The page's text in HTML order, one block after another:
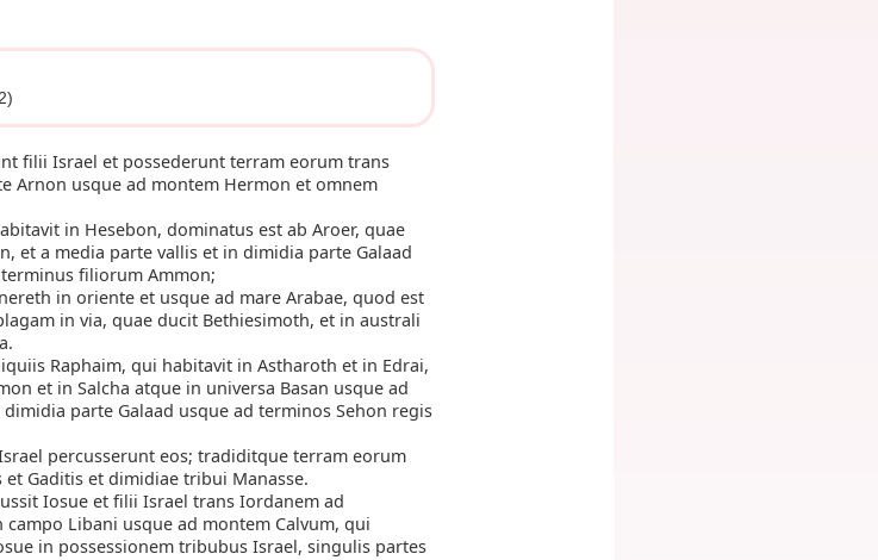
filii Israel et possederunt terram eorum trans
Arnon usque ad montem Hermon et omnem
in Hesebon, dominatus est ab Aroer, quae
et a media parte vallis et in dimidia parte Galaad
filiorum Ammon;
in oriente et usque ad mare Arabae, quod est
in via, quae ducit Bethiesimoth, et in australi
Raphaim, qui habitavit in Astharoth et in Edrai,
et in Salcha atque in universa Basan usque ad
parte Galaad usque ad terminos Sehon regis
percusserunt eos; tradiditque terram eorum
Gaditis et dimidiae tribui Manasse.
Iosue et filii Israel trans Iordanem ad
Libani usque ad montem Calvum, qui
in possessionem tribubus Israel, singulis partes